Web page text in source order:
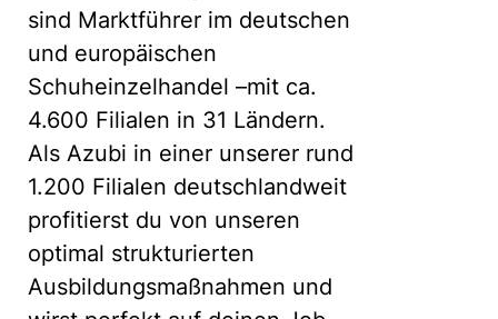
sind Marktführer im deutschen
und europäischen
Schuheinzelhandel –mit ca.
4.600 Filialen in 31 Ländern.
Als Azubi in einer unserer rund
1.200 Filialen deutschlandweit
profitierst du von unseren
optimal strukturierten
Ausbildungsmaßnahmen und